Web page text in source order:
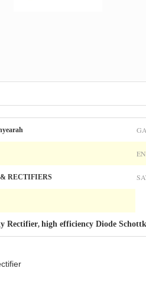
RECTIFIERS
Rectifier, high efficiency Diode